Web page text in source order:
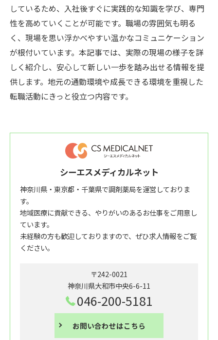
しているため、入社後すぐに実践的な知識を学び、専門
性を高めていくことが可能です。職場の雰囲気も明る
く、現場を思い浮かべやすい温かなコミュニケーション
が根付いています。本記事では、実際の現場の様子を詳
しく紹介し、安心して新しい一歩を踏み出せる情報を提
供します。地元の通勤環境や成長できる環境を重視した
転職活動にきっと役立つ内容です。
シーエスメディカルネット
神奈川県・東京都・千葉県で調剤薬局を運営しておりま
す。
地域医療に貢献できる、やりがいのあるお仕事をご用意し
ています。
未経験の方も歓迎しておりますので、ぜひ求人情報をご覧
ください。
〒242-0021
神奈川県大和市中央6-6-11
046-200-5181
お問い合わせはこちら